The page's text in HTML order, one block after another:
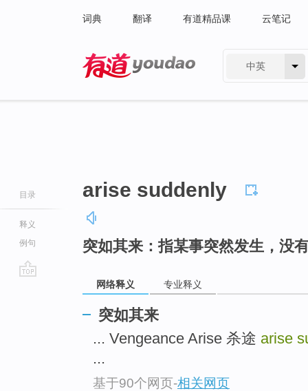
词典 翻译 有道精品课 云笔记
中英
目录
释义
例句
arise suddenly
突如其来：指某事突然发生，没
网络释义 专业释义
突如其来
... Vengeance Arise 杀途 arise
...
基于90个网页-相关网页